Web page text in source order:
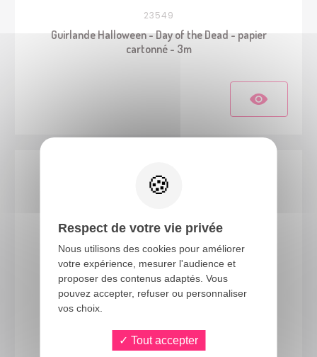
23549
Guirlande Halloween - Day of the Dead - papier
cartonné - 3m
Guirlande fanions métallisés - 3,6 m - argent
Respect de votre vie privée
Nous utilisons des cookies pour améliorer
votre expérience, mesurer l'audience et
proposer des contenus adaptés. Vous
pouvez accepter, refuser ou personnaliser
vos choix.
Tout accepter